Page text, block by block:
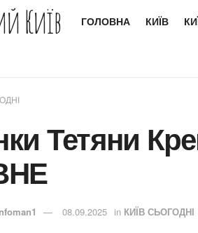
Київ ГОЛОВНА КИЇВ
Тетяни
08.09.2025 in КИЇВ СЬОГОДНІ